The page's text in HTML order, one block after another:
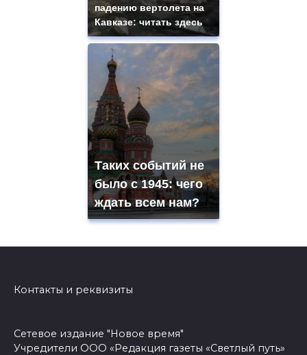
падению вертолета на
Кавказе: читать здесь
Таких событий не
было с 1945: чего
ждать всем нам?
Контакты и реквизиты
Сетевое издание "Новое время"
Учредители ООО «Редакция газеты «Светлый путь»